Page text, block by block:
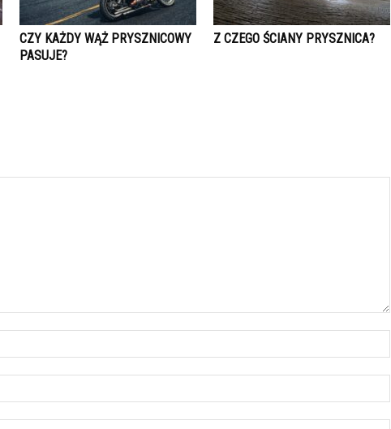
CZY KAŻDY WĄŻ PRYSZNICOWY
PASUJE?
Z CZEGO ŚCIANY PRYSZNICA?